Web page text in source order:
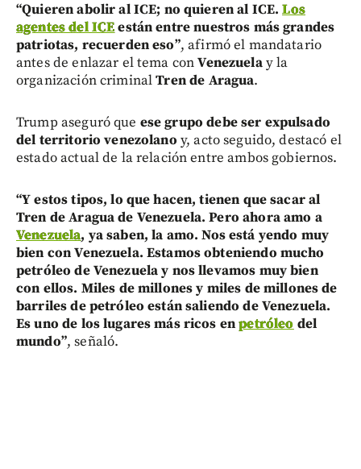
“Quieren abolir al ICE; no quieren al ICE.Los
agentes del ICEestán entre nuestros más grandes
patriotas, recuerden eso”, afirmó el mandatario
antes de enlazar el tema conVenezuelay la
organización criminalTren de Aragua.
Trump aseguró que ese grupo debe ser expulsado
del territorio venezolano y, acto seguido, destacó el
estado actual de la relación entre ambos gobiernos.
“Y estos tipos, lo que hacen, tienen que sacar al
Tren de Aragua de Venezuela. Pero ahora amo a
Venezuela, ya saben, la amo. Nos está yendo muy
bien con Venezuela. Estamos obteniendo mucho
petróleo de Venezuela y nos llevamos muy bien
con ellos. Miles de millones y miles de millones de
barriles de petróleo están saliendo de Venezuela.
Es uno de los lugares más ricos enpetróleo del
mundo”, señaló.